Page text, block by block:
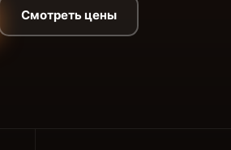
Смотреть цены